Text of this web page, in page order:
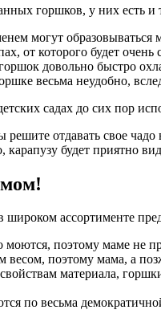
горшков, у них есть и
могут
от которого будет очень
довольно быстро
весьма неудобно,
садах до сих пор
отдавать свое
карапузу будет приятно
широком ассортименте
поэтому маме не
поэтому мама, а
материала,
по весьма